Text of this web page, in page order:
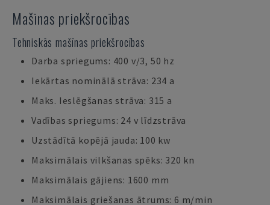
Mašīnas priekšrocības
Tehniskās mašīnas priekšrocības
Darba spriegums: 400 v/3, 50 hz
Iekārtas nominālā strāva: 234 a
Maks. Ieslēgšanas strāva: 315 a
Vadības spriegums: 24 v līdzstrāva
Uzstādītā kopējā jauda: 100 kw
Maksimālais vilkšanas spēks: 320 kn
Maksimālais gājiens: 1600 mm
Maksimālais griešanas ātrums: 6 m/min